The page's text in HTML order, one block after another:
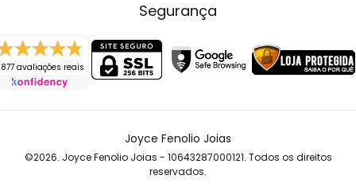
Segurança
avaliações reais
Joyce Fenolio Joias
©2026. Joyce Fenolio Joias - 10643287000121. Todos os direitos
reservados.